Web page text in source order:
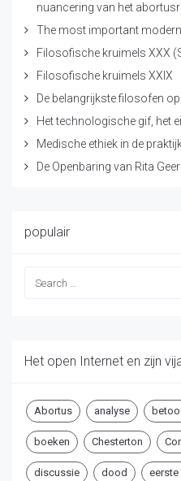
nuancering van het
The most important
Filosofische kruimels XXX
Filosofische kruimels XXIX
De belangrijkste filosofen
Het technologische gif, het
Medische ethiek in de
De Openbaring van Rita
populair
Het open Internet en zijn
Abortus analyse
boeken Chesterton
discussie dood eerste